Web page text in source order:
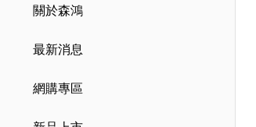
關於森鴻
最新消息
網購專區